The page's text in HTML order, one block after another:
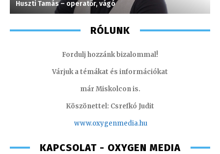
Huszti Tamás – operatőr, vágó
RÓLUNK
Fordulj hozzánk bizalommal!
Várjuk a témákat és információkat
már Miskolcon is.
Köszönettel: Csrefkó Judit
www.oxygenmedia.hu
KAPCSOLAT - OXYGEN MEDIA